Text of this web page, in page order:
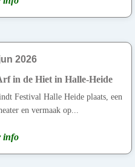
2026
in de Hiet in Halle-Heide
Festival Halle Heide plaats, een
en vermaak op...
info